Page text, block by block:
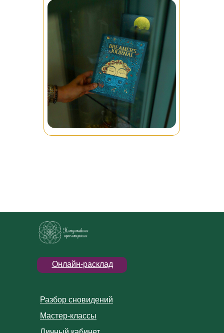
Разбор сновидений
Онлайн-расклад
Мастер-классы